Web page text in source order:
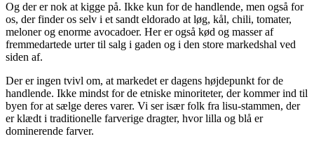
Og der er nok at kigge på. Ikke kun for de handlende, men også for
os, der finder os selv i et sandt eldorado at løg, kål, chili, tomater,
meloner og enorme avocadoer. Her er også kød og masser af
fremmedartede urter til salg i gaden og i den store markedshal ved
siden af.
Der er ingen tvivl om, at markedet er dagens højdepunkt for de
handlende. Ikke mindst for de etniske minoriteter, der kommer ind til
byen for at sælge deres varer. Vi ser især folk fra lisu-stammen, der
er klædt i traditionelle farverige dragter, hvor lilla og blå er
dominerende farver.